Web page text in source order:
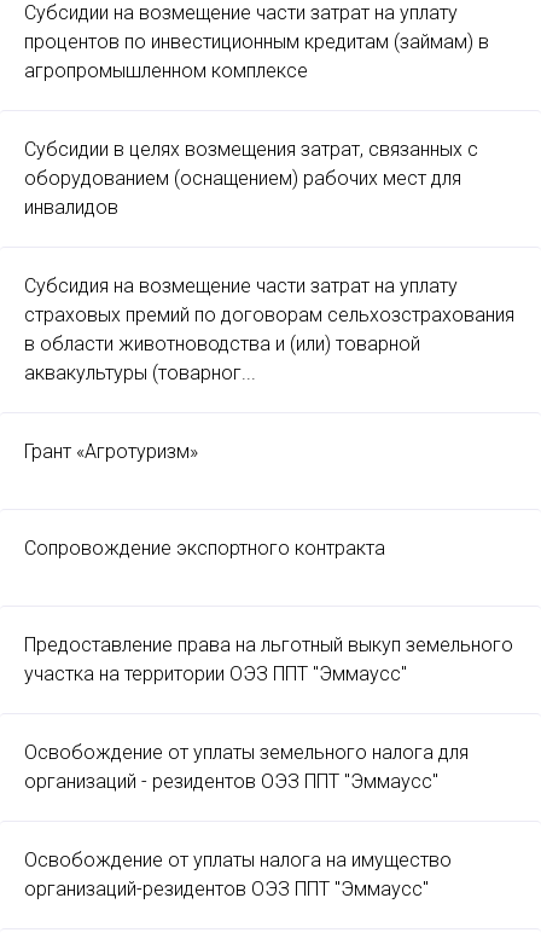
Субсидии на возмещение части затрат на уплату
процентов по инвестиционным кредитам (займам) в
агропромышленном комплексе
Субсидии в целях возмещения затрат, связанных с
оборудованием (оснащением) рабочих мест для
инвалидов
Субсидия на возмещение части затрат на уплату
страховых премий по договорам сельхозстрахования
в области животноводства и (или) товарной
аквакультуры (товарног...
Грант «Агротуризм»
Сопровождение экспортного контракта
Предоставление права на льготный выкуп земельного
участка на территории ОЭЗ ППТ "Эммаусс"
Освобождение от уплаты земельного налога для
организаций - резидентов ОЭЗ ППТ "Эммаусс"
Освобождение от уплаты налога на имущество
организаций-резидентов ОЭЗ ППТ "Эммаусс"